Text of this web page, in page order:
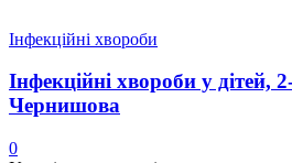
Інфекційні хвороби
Інфекційні хвороби у дітей,
Чернишова
0